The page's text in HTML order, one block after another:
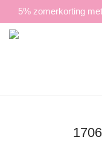
5% zomerkorting